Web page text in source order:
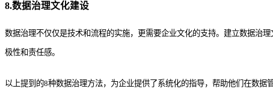
8.数据治理文化建设
数据治理不仅仅是技术和流程的实施，更需要企业文化的支持。建立数据治
极性和责任感。
以上提到的8种数据治理方法，为企业提供了系统化的指导，帮助他们在数